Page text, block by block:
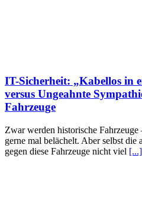
IT-Sicherheit: „Kabellos in
versus Ungeahnte
Fahrzeuge
Zwar werden historische
gerne mal belächelt. Aber selbst die
gegen diese Fahrzeuge nicht viel [...]